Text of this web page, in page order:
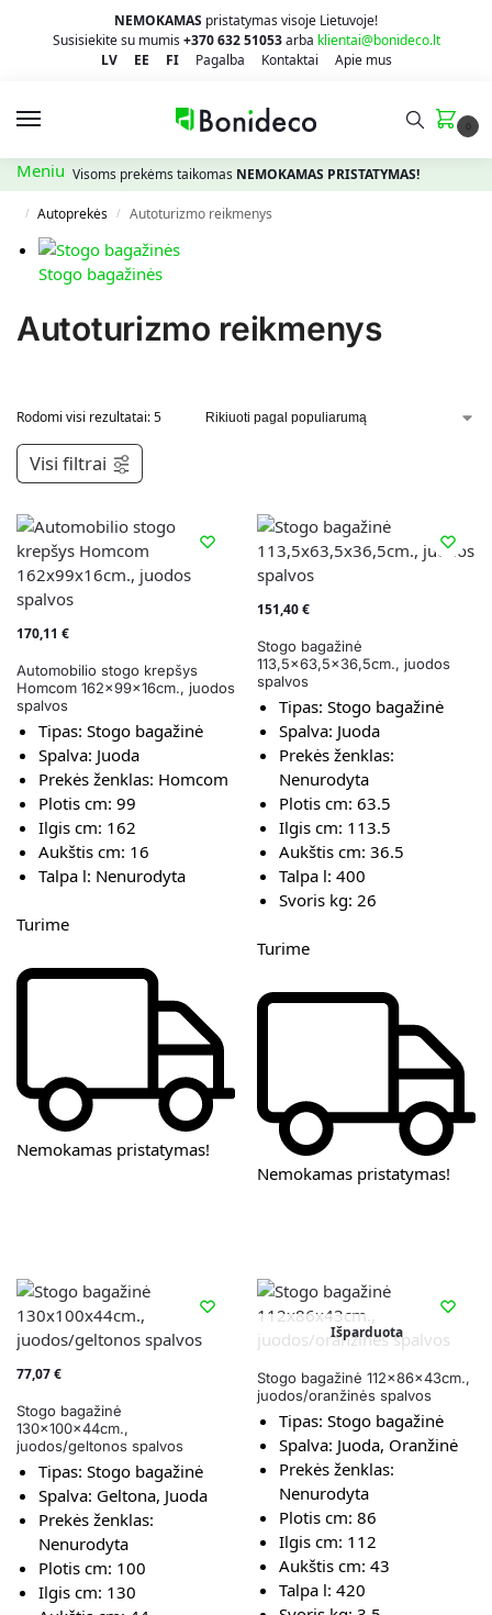
NEMOKAMAS pristatymas visoje Lietuvoje!
Susisiekite su mumis+370 632 51053arba klientai@bonideco.lt
LV
EE FI Pagalba Kontaktai Apie mus
Meniu
0
Visoms prekėms taikomas NEMOKAMAS PRISTATYMAS!
/ Autoprekės / Autoturizmo reikmenys
Stogo bagažinės
Autoturizmo reikmenys
Rodomi visi rezultatai: 5
Visi filtrai
170,11 €
Automobilio stogo krepšys
Homcom 162x99x16cm., juodos
spalvos
Tipas: Stogo bagažinė
Spalva: Juoda
Prekės ženklas: Homcom
Plotis cm: 99
Ilgis cm: 162
Aukštis cm: 16
Talpa l: Nenurodyta
Turime
Nemokamas pristatymas!
151,40€
Stogo bagažinė
113,5×63,5×36,5cm., juodos
spalvos
Tipas: Stogo bagažinė
Spalva: Juoda
Prekės ženklas:
Nenurodyta
Plotis cm: 63.5
Ilgis cm: 113.5
Aukštis cm: 36.5
Talpa l: 400
Svoris kg: 26
Turime
Nemokamas pristatymas!
77,07€
Stogo bagažinė
130x100x44cm.,
juodos/geltonos spalvos
Tipas: Stogo bagažinė
Spalva: Geltona, Juoda
Prekės ženklas:
Nenurodyta
Plotis cm: 100
Ilgis cm: 130
Išparduota
Stogo bagažinė 112x86x43cm.,
juodos/oranžinės spalvos
Tipas: Stogo bagažinė
Spalva: Juoda, Oranžinė
Prekės ženklas:
Nenurodyta
Plotis cm: 86
Ilgis cm: 112
Aukštis cm: 43
Talpa l: 420